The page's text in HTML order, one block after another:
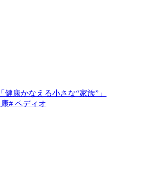
康かなえる小さな“家族”」
# ペディオ